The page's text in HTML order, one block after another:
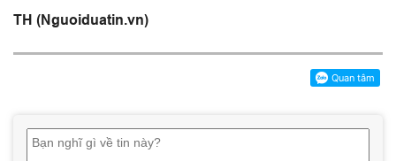
TH (Nguoiduatin.vn)